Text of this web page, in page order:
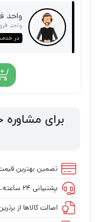
واحد
واحد
در
برای مشاوره
تضمین بهترین قیمت
پشتیبانی ۲۴ ساعته، ۷ روز هفته
اصالت کالاها از